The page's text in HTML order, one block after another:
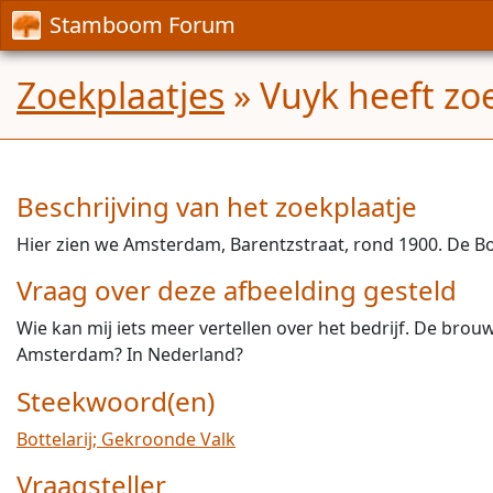
Stamboom Forum
Zoekplaatjes » Vuyk heeft
Beschrijving van het zoekplaatje
Hier zien we Amsterdam, Barentzstraat, rond 1900. De
Vraag over deze afbeelding gesteld
Wie kan mij iets meer vertellen over het bedrijf. De
Amsterdam? In Nederland?
Steekwoord(en)
Bottelarij; Gekroonde Valk
Vraagsteller